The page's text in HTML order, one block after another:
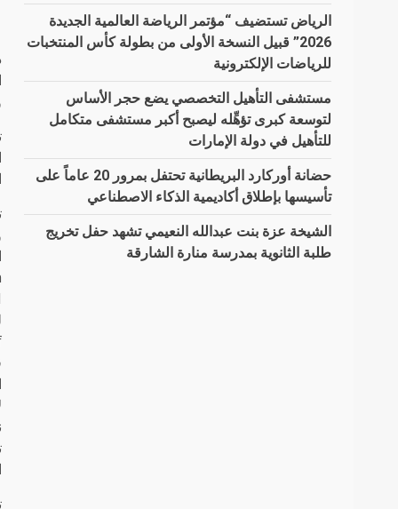
الرياض تستضيف “مؤتمر الرياضة العالمية الجديدة
2026” قبيل النسخة الأولى من بطولة كأس المنتخبات
للرياضات الإلكترونية
مستشفى التأهيل التخصصي يضع حجر الأساس
لتوسعة كبرى تؤهِّله ليصبح أكبر مستشفى متكامل
للتأهيل في دولة الإمارات
حضانة أوركارد البريطانية تحتفل بمرور 20 عاماً على
تأسيسها بإطلاق أكاديمية الذكاء الاصطناعي
الشيخة عزة بنت عبدالله النعيمي تشهد حفل تخريج
طلبة الثانوية بمدرسة منارة الشارقة